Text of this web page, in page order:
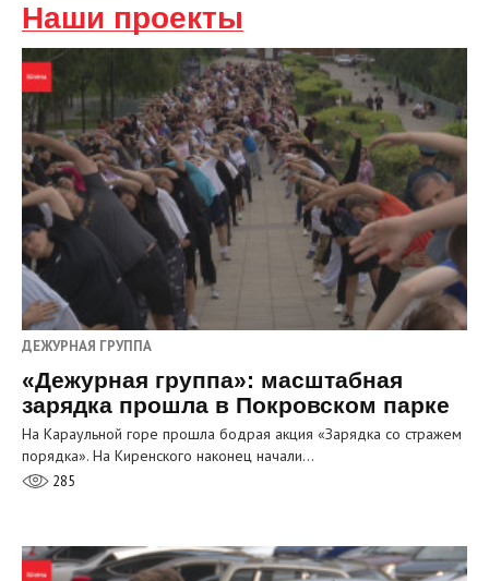
Наши проекты
ДЕЖУРНАЯ ГРУППА
«Дежурная группа»: масштабная
зарядка прошла в Покровском парке
На Караульной горе прошла бодрая акция «Зарядка со стражем
порядка». На Киренского наконец начали…
285